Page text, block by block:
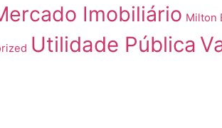
Imobiliário Milton
Utilidade Pública